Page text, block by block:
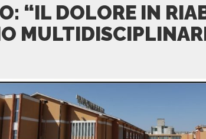
“IL DOLORE IN